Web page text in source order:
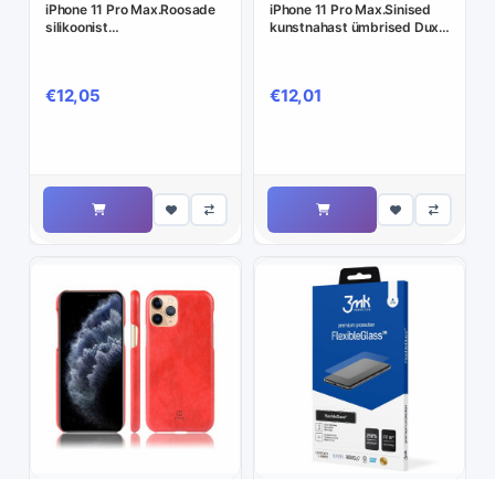
iPhone 11 Pro Max.Roosade
silikoonist
€12,05
iPhone 11 Pro Max.Sinised
kunstnahast ümbrised Dux
€12,01